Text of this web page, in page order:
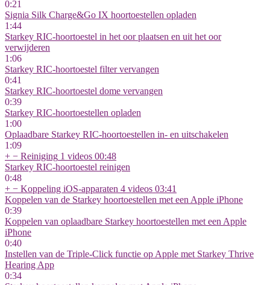
0:21
Signia Silk Charge&Go IX hoortoestellen opladen
1:44
Starkey RIC-hoortoestel in het oor plaatsen en uit het oor
verwijderen
1:06
Starkey RIC-hoortoestel filter vervangen
0:41
Starkey RIC-hoortoestel dome vervangen
0:39
Starkey RIC-hoortoestellen opladen
1:00
Oplaadbare Starkey RIC-hoortoestellen in- en uitschakelen
1:09
+ − Reiniging 1 videos 00:48
Starkey RIC-hoortoestel reinigen
0:48
+ − Koppeling iOS-apparaten 4 videos 03:41
Koppelen van de Starkey hoortoestellen met een Apple iPhone
0:39
Koppelen van oplaadbare Starkey hoortoestellen met een Apple
iPhone
0:40
Instellen van de Triple-Click functie op Apple met Starkey Thrive
Hearing App
0:34